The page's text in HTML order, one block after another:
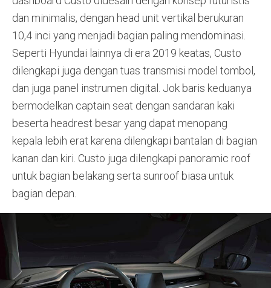
dan minimalis, dengan head unit vertikal berukuran
10,4 inci yang menjadi bagian paling mendominasi.
Seperti Hyundai lainnya di era 2019 keatas, Custo
dilengkapi juga dengan tuas transmisi model tombol,
dan juga panel instrumen digital. Jok baris keduanya
bermodelkan captain seat dengan sandaran kaki
beserta headrest besar yang dapat menopang
kepala lebih erat karena dilengkapi bantalan di bagian
kanan dan kiri. Custo juga dilengkapi panoramic roof
untuk bagian belakang serta sunroof biasa untuk
bagian depan.